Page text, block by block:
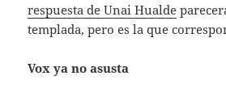
respuesta de Unai Hualde
templada, pero es la que
Vox ya no asusta